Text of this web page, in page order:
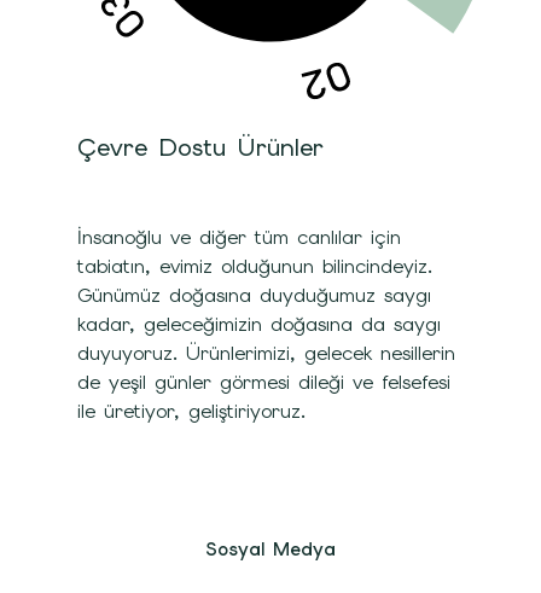
Çevre Dostu Ürünler
İnsanoğlu ve diğer tüm canlılar için
tabiatın, evimiz olduğunun bilincindeyiz.
Günümüz doğasına duyduğumuz saygı
kadar, geleceğimizin doğasına da saygı
duyuyoruz. Ürünlerimizi, gelecek nesillerin
de yeşil günler görmesi dileği ve felsefesi
ile üretiyor, geliştiriyoruz.
Sosyal Medya